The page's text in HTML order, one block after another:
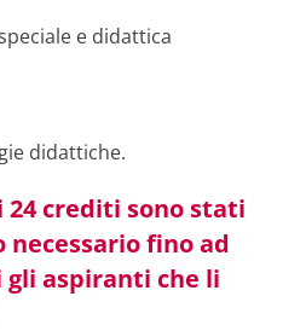
e didattica
didattiche.
crediti sono stati
fino ad
gli aspiranti che li